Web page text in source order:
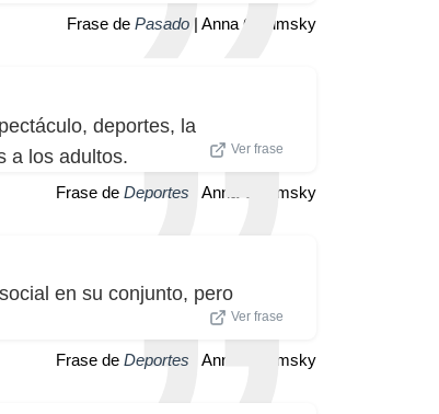
Frase de Pasado | Anna Chlumsky
deportes, la
a los adultos.
Ver frase
Frase de Deportes | Anna Chlumsky
en su conjunto, pero
Ver frase
Frase de Deportes | Anna Chlumsky